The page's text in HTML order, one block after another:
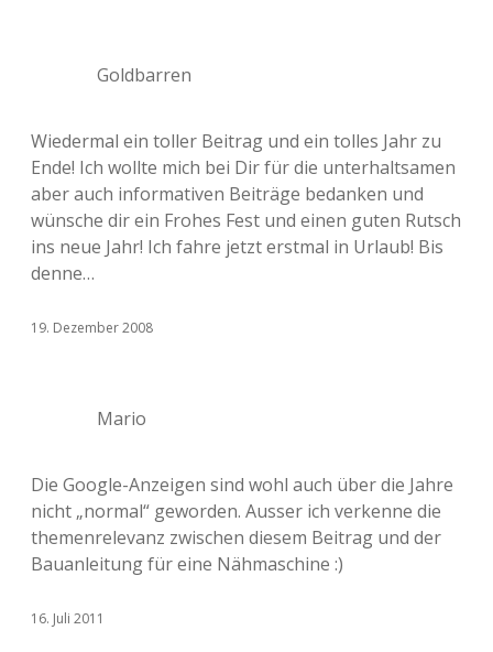
Goldbarren
Wiedermal ein toller Beitrag und ein tolles Jahr zu
Ende! Ich wollte mich bei Dir für die unterhaltsamen
aber auch informativen Beiträge bedanken und
wünsche dir ein Frohes Fest und einen guten Rutsch
ins neue Jahr! Ich fahre jetzt erstmal in Urlaub! Bis
denne…
19. Dezember 2008
Mario
Die Google-Anzeigen sind wohl auch über die Jahre
nicht „normal“ geworden. Ausser ich verkenne die
themenrelevanz zwischen diesem Beitrag und der
Bauanleitung für eine Nähmaschine :)
16. Juli 2011